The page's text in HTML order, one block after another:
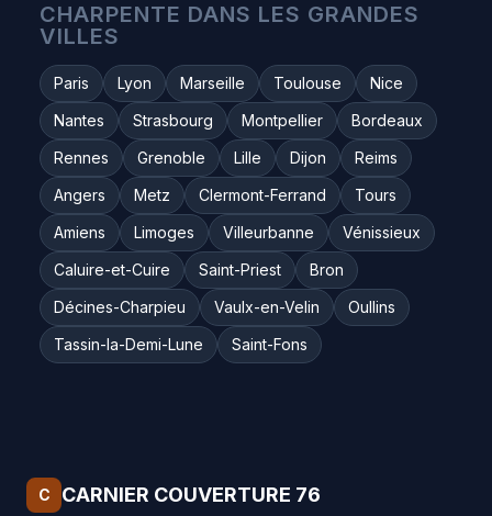
CHARPENTE DANS LES GRANDES
VILLES
Paris Lyon Marseille Toulouse
Nice
Nantes
Strasbourg Montpellier
Bordeaux
Rennes
Grenoble Lille Dijon
Reims
Angers
Metz Clermont-Ferrand
Tours
Amiens
Limoges Villeurbanne
Vénissieux
Caluire-et-Cuire
Saint-Priest
Bron
Décines-Charpieu
Vaulx-en-Velin
Oullins
Tassin-la-Demi-Lune
Saint-Fons
C CARNIER COUVERTURE 76